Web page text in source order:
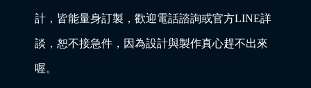
計，皆能量身訂製，歡迎電話諮詢或官方LINE詳
談，恕不接急件，因為設計與製作真心趕不出來
喔。